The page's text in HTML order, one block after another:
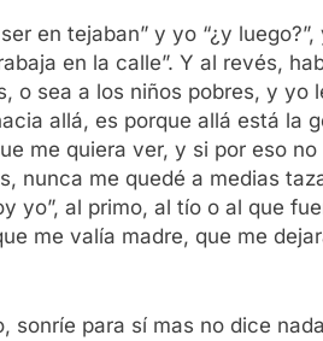
en tejaban” y yo “¿y luego?”,
en la calle”. Y al revés,
o sea a los niños pobres, y yo
allá, es porque allá está la
me quiera ver, y si por eso
nunca me quedé a medias
yo”, al primo, al tío o al que
me valía madre, que me
sonríe para sí mas no dice